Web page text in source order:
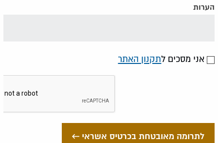
הערות
אני מסכים לתקנון האתר
לתרומה מאובטחת בכרטיס אשראי